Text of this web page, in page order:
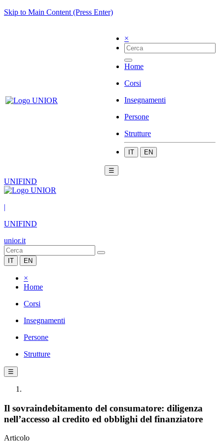
Skip to Main Content (Press Enter)
×
Home
Corsi
Insegnamenti
Persone
Strutture
IT EN
☰
UNIFIND
|
UNIFIND
unior.it
IT EN
×
Home
Corsi
Insegnamenti
Persone
Strutture
☰
Il sovraindebitamento del consumatore: diligenza
nell’accesso al credito ed obblighi del finanziatore
Articolo